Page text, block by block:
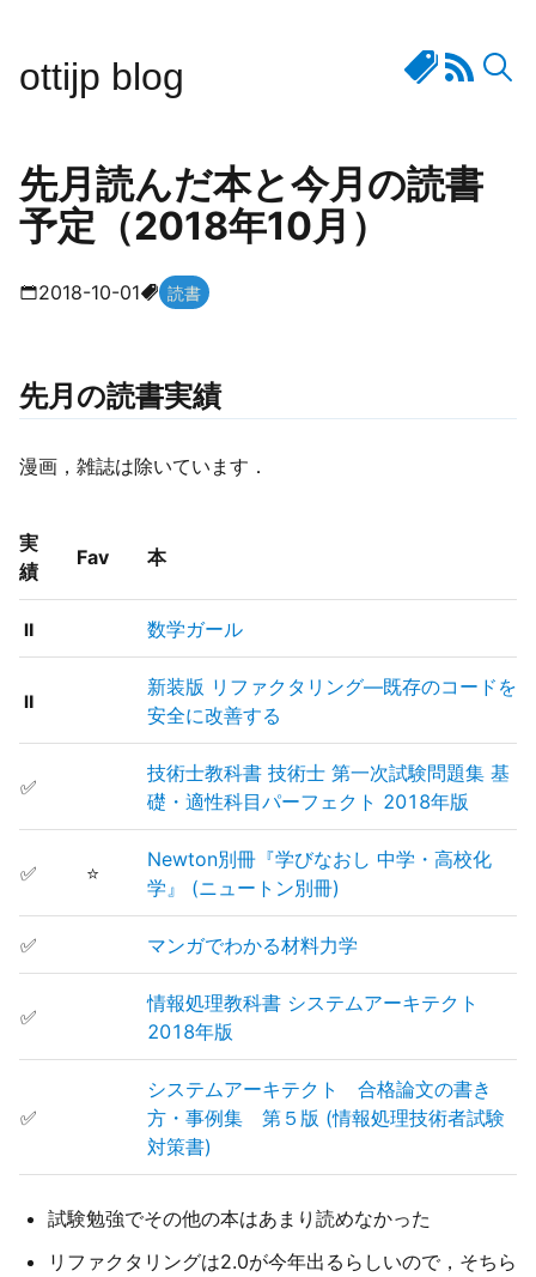
ottijp blog
先月読んだ本と今月の読書
予定（2018年10月）
2018-10-01 読書
先月の読書実績
漫画，雑誌は除いています．
実
績
Fav 本
⏸ 数学ガール
⏸
新装版 リファクタリング―既存のコードを
安全に改善する
✅
技術士教科書 技術士 第一次試験問題集 基
礎・適性科目パーフェクト 2018年版
✅ ⭐
Newton別冊『学びなおし 中学・高校化
学』 (ニュートン別冊)
✅ マンガでわかる材料力学
✅
情報処理教科書 システムアーキテクト
2018年版
✅
システムアーキテクト 合格論文の書き
方・事例集 第５版 (情報処理技術者試験
対策書)
試験勉強でその他の本はあまり読めなかった
リファクタリングは2.0が今年出るらしいので，そちら